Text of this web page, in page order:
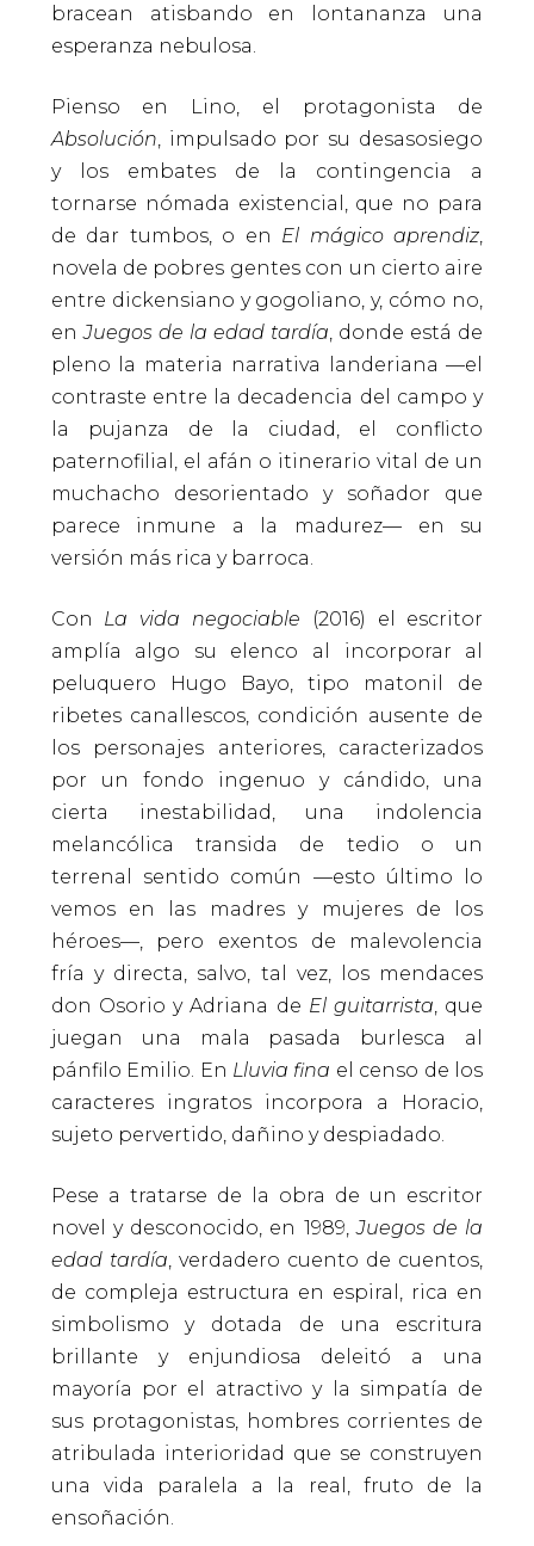
bracean atisbando en lontananza una
esperanza nebulosa.
Pienso en Lino, el protagonista de
Absolución , impulsado por su desasosiego
y los embates de la contingencia a
tornarse nómada existencial, que no para
de dar tumbos, o en El mágico aprendiz
novela de pobres gentes con un cierto aire
entre dickensiano y gogoliano, y, cómo no,
enJuegos de la edad tardía , donde está de
pleno la materia narrativa landeriana —el
contraste entre la decadencia del campo y
la pujanza de la ciudad, el conflicto
paternofilial, el afán o itinerario vital de un
muchacho desorientado y soñador que
parece inmune a la madurez— en su
versión más rica y barroca.
Con La vida negociable (2016) el escritor
amplía algo su elenco al incorporar al
peluquero Hugo Bayo, tipo matonil de
ribetes canallescos, condición ausente de
los personajes anteriores, caracterizados
por un fondo ingenuo y cándido, una
cierta inestabilidad, una indolencia
melancólica transida de tedio o un
terrenal sentido común —esto último lo
vemos en las madres y mujeres de los
héroes—, pero exentos de malevolencia
fría y directa, salvo, tal vez, los mendaces
don Osorio y Adriana de El guitarrista , que
juegan una mala pasada burlesca al
pánfilo Emilio. En Lluvia fina el censo de los
caracteres ingratos incorpora a Horacio,
sujeto pervertido, dañino y despiadado.
Pese a tratarse de la obra de un escritor
novel y desconocido, en 1989,Juegos de la
edad tardía , verdadero cuento de cuentos,
de compleja estructura en espiral, rica en
simbolismo y dotada de una escritura
brillante y enjundiosa deleitó a una
mayoría por el atractivo y la simpatía de
sus protagonistas, hombres corrientes de
atribulada interioridad que se construyen
una vida paralela a la real, fruto de la
ensoñación.